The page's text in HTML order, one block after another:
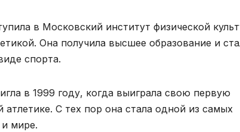
в Московский институт физической
Она получила высшее образование и
спорта.
в 1999 году, когда выиграла свою первую
С тех пор она стала одной из самых
мире.